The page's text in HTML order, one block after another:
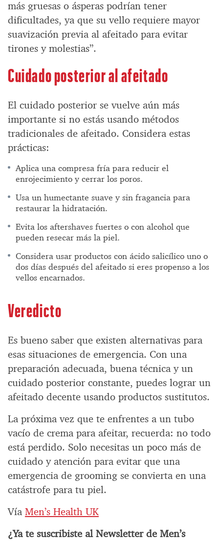
más gruesas o ásperas podrían tener
dificultades, ya que su vello requiere mayor
suavización previa al afeitado para evitar
tirones y molestias”.
Cuidado posterior al afeitado
El cuidado posterior se vuelve aún más
importante si no estás usando métodos
tradicionales de afeitado. Considera estas
prácticas:
Aplica una compresa fría para reducir el
enrojecimiento y cerrar los poros.
Usa un humectante suave y sin fragancia para
restaurar la hidratación.
Evita los aftershaves fuertes o con alcohol que
pueden resecar más la piel.
Considera usar productos con ácido salicílico uno o
dos días después del afeitado si eres propenso a los
vellos encarnados.
Veredicto
Es bueno saber que existen alternativas para
esas situaciones de emergencia. Con una
preparación adecuada, buena técnica y un
cuidado posterior constante, puedes lograr un
afeitado decente usando productos sustitutos.
La próxima vez que te enfrentes a un tubo
vacío de crema para afeitar, recuerda: no todo
está perdido. Solo necesitas un poco más de
cuidado y atención para evitar que una
emergencia de grooming se convierta en una
catástrofe para tu piel.
Vía Men’s Health UK
¿Ya te suscribiste al Newsletter de Men’s